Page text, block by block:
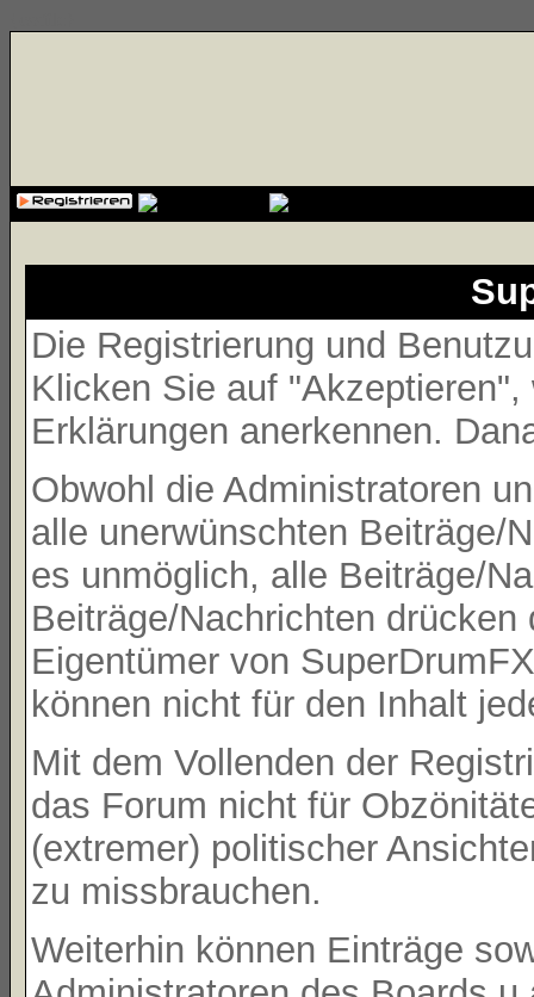
Die Registrierung und
Klicken Sie auf
Erklärungen anerkennen.
Obwohl die Administratoren
alle unerwünschten Beiträge/
es unmöglich, alle Beiträge/
Beiträge/Nachrichten
Eigentümer von
können nicht für den Inhalt
Mit dem Vollenden der
das Forum nicht für
(extremer) politischer
zu missbrauchen.
Weiterhin können Einträge